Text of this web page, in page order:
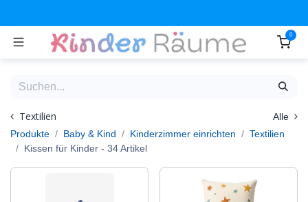
0
Textilien
Alle
Produkte
Baby & Kind Kinderzimmer einrichten
Textilien
Kissen für Kinder - 34 Artikel